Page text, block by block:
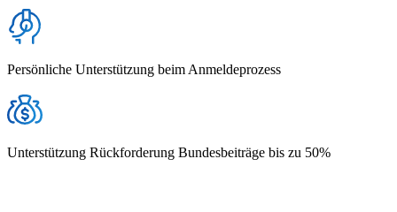
Persönliche Unterstützung beim Anmeldeprozess
Unterstützung Rückforderung Bundesbeiträge bis zu 50%